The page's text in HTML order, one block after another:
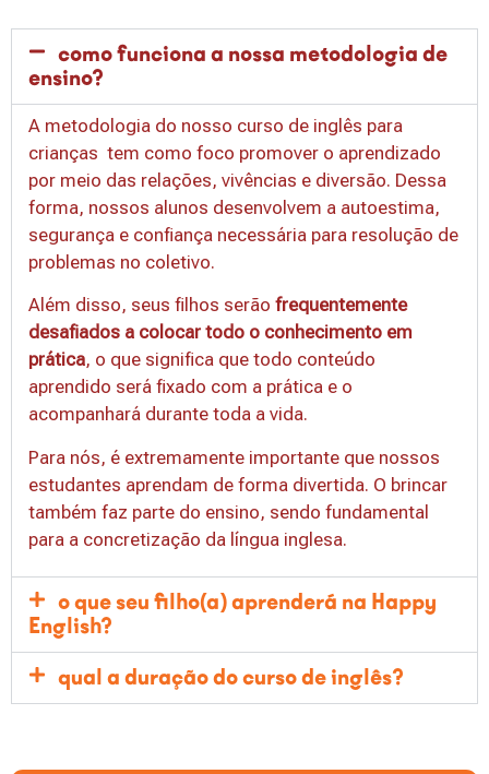
como funciona a nossa metodologia de
ensino?​
A metodologia do nosso curso de inglês para
crianças tem como foco promover o aprendizado
por meio das relações, vivências e diversão. Dessa
forma, nossos alunos desenvolvem a autoestima,
segurança e confiança necessária para resolução de
problemas no coletivo.
Além disso, seus filhos serão frequentemente
desafiados a colocar todo o conhecimento em
prática, o que significa que todo conteúdo
aprendido será fixado com a prática e o
acompanhará durante toda a vida.
Para nós, é extremamente importante que nossos
estudantes aprendam de forma divertida. O brincar
também faz parte do ensino, sendo fundamental
para a concretização da língua inglesa.
o que seu filho(a) aprenderá na Happy
English?
qual a duração do curso de inglês?